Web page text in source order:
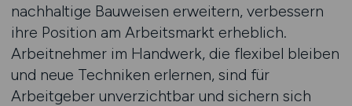
nachhaltige Bauweisen erweitern, verbessern
ihre Position am Arbeitsmarkt erheblich.
Arbeitnehmer im Handwerk, die flexibel bleiben
und neue Techniken erlernen, sind für
Arbeitgeber unverzichtbar und sichern sich